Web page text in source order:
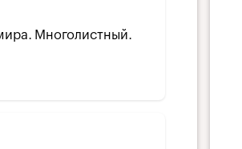
Многолистный.